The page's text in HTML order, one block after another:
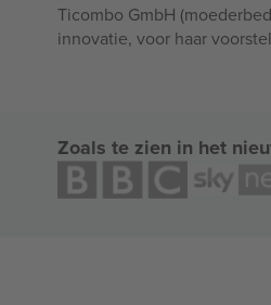
Ticombo GmbH
innovatie, voor haar
Zoals te zien in het